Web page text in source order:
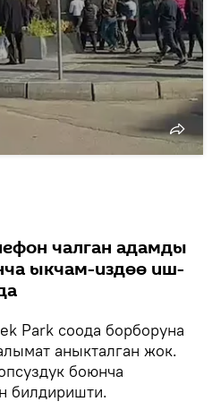
чалган адамды
ыкчам-издөө иш-
Park соода борборуна
аныкталган жок.
боюнча
билдиришти.